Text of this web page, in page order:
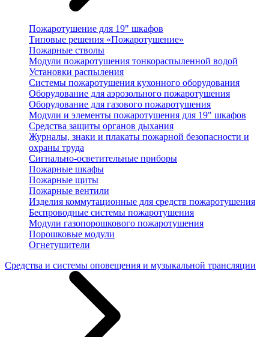
Пожаротушение для 19" шкафов
Типовые решения «Пожаротушение»
Пожарные стволы
Модули пожаротушения тонкораспыленной водой
Установки распыления
Системы пожаротушения кухонного оборудования
Оборудование для аэрозольного пожаротушения
Оборудование для газового пожаротушения
Модули и элементы пожаротушения для 19" шкафов
Средства защиты органов дыхания
Журналы, знаки и плакаты пожарной безопасности и
охраны труда
Сигнально-осветительные приборы
Пожарные шкафы
Пожарные щиты
Пожарные вентили
Изделия коммутационные для средств пожаротушения
Беспроводные системы пожаротушения
Модули газопорошкового пожаротушения
Порошковые модули
Огнетушители
Средства и системы оповещения и музыкальной трансляции